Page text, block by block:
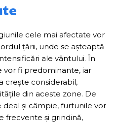
cele mai afectate vor
țării, unde se așteaptă
ale vântului. În
vor fi predominante, iar
crește considerabil,
din aceste zone. De
și câmpie, furtunile vor
frecvente și grindină,